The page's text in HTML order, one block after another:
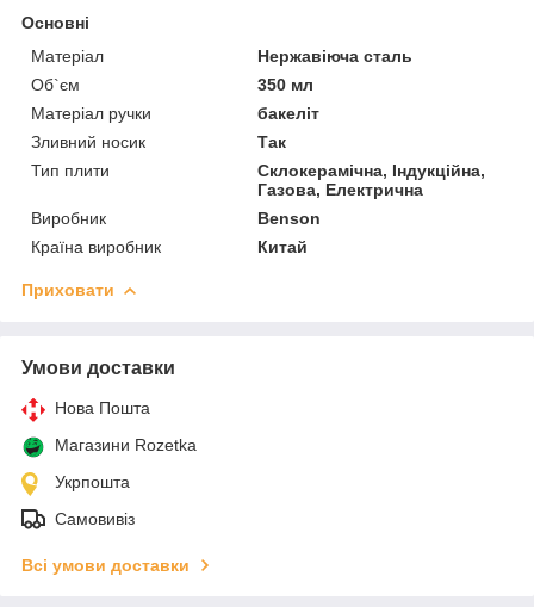
Основні
Матеріал
Нержавіюча сталь
Об`єм
350 мл
Матеріал ручки
бакеліт
Зливний носик
Так
Тип плити
Склокерамічна, Індукційна,
Газова, Електрична
Виробник
Benson
Країна виробник
Китай
Приховати
Умови доставки
Нова Пошта
Магазини Rozetka
Укрпошта
Самовивіз
Всі умови доставки